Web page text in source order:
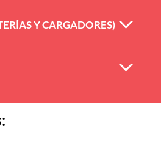
Y CARGADORES)